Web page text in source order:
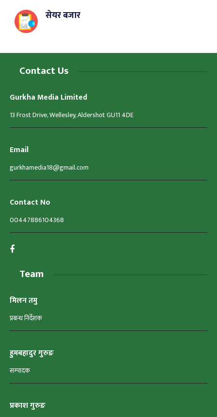
सेयर बजार
Contact Us
Gurkha Media Limited
13 Frost Drive, Wellesley, Aldershot GU11 4DE
Email
gurkhamedia18@gmail.com
Contact No
00447886104368
Team
मिलन तमु
प्रबन्ध निर्देशक
हुमबहादुर गुरुङ
सम्पादक
प्रकाश गुरुङ